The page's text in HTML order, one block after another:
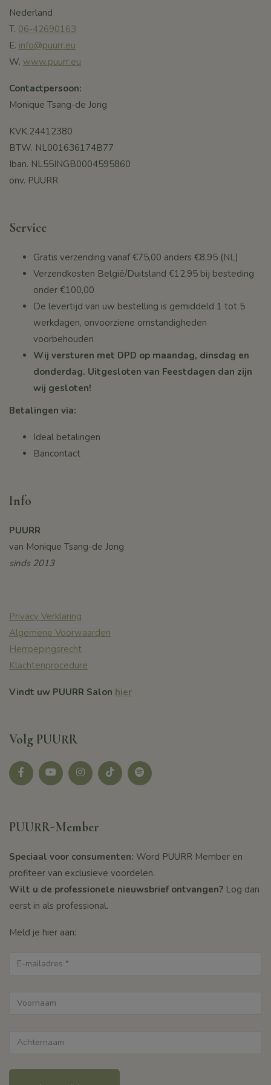
Nederland
T. 06-42690163
E. info@puurr.eu
W. www.puurr.eu
Contactpersoon:
Monique Tsang-de Jong
KVK.24412380
BTW. NL001636174B77
Iban. NL55INGB0004595860
onv. PUURR
Service
Gratis verzending vanaf €75,00 anders €8,95 (NL)
Verzendkosten België/Duitsland €12,95 bij besteding
onder €100,00
De levertijd van uw bestelling is gemiddeld 1 tot 5
werkdagen, onvoorziene omstandigheden
voorbehouden
Wij versturen met DPD op maandag, dinsdag en
donderdag. Uitgesloten van Feestdagen dan zijn
wij gesloten!
Betalingen via:
Ideal betalingen
Bancontact
Info
PUURR
van Monique Tsang-de Jong
sinds 2013
Privacy Verklaring
Algemene Voorwaarden
Herroepingsrecht
Klachtenprocedure
Vindt uw PUURR Salon hier
Volg PUURR
Facebook youtubeinstagramtikotk Spotify
PUURR-Member
Speciaal voor consumenten: Word PUURR Member en
profiteer van exclusieve voordelen.
Wilt u de professionele nieuwsbrief ontvangen? Log dan
eerst in als professional.
Meld je hier aan: